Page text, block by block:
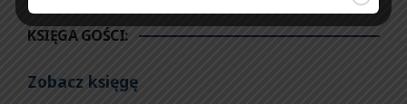
KSIĘGA GOŚCI:
Zobacz księgę